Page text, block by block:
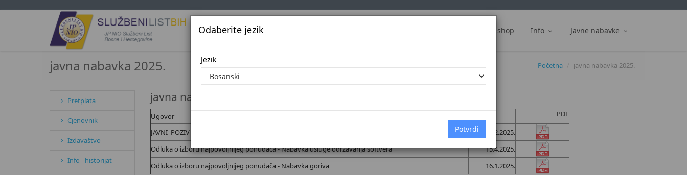
Jezik Službena glasila Web shop Info Javne nabavke
Odaberite jezik
Jezik
javna nabavka 2025. Početna javna nabavka 2025.
Pretplata
Cjenovnik
Izdavaštvo
Info - historijat
javna nabavka 2025.
Ugovor
PDF
JAVNI POZIV za prikupljanje ponuda za zakup parking garažnih mjesta u Sarajevu
15.12.2025.
Odluka o izboru najpovoljnijeg ponuđača - Nabavka usluge održavanja softvera
15.4.2025.
Odluka o izboru najpovoljnijeg ponuđača - Nabavka goriva
16.1.2025.